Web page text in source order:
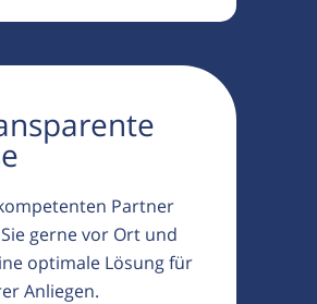
Partner
gerne vor Ort und
optimale Lösung für
Anliegen.